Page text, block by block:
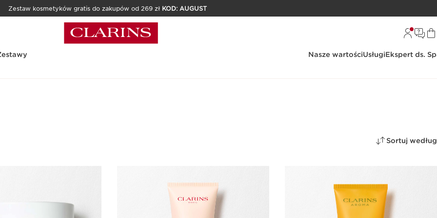
Zestaw kosmetyków gratis do zakupów od 269 zł KOD: AUGUST
Nasze wartościUsługiEkspert ds.
Sortuj według